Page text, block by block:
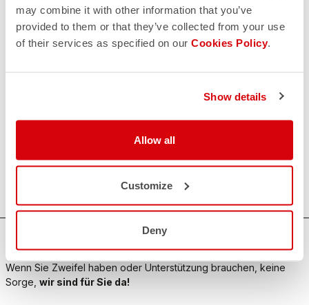
may combine it with other information that you’ve
provided to them or that they’ve collected from your use
of their services as specified on our Cookies Policy.
Show details
Allow all
Customize
Deny
BRAUCHEN SIE HILFE?
Wenn Sie Zweifel haben oder Unterstützung brauchen, keine
Sorge, wir sind für Sie da!